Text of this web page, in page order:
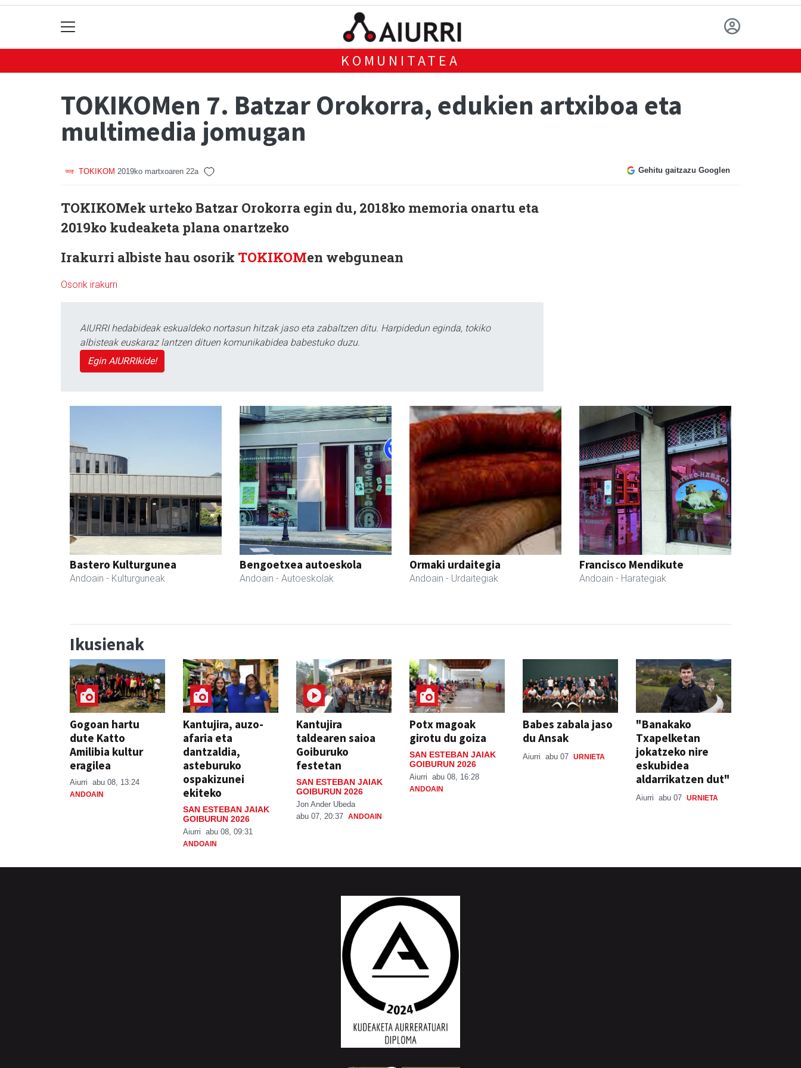
KOMUNITATEA
TOKIKOMen 7. Batzar Orokorra, edukien artxiboa eta
multimedia jomugan
TOKIKOM 2019ko martxoaren 22a Gehitu gaitzazu Googlen
TOKIKOMek urteko Batzar Orokorra egin du, 2018ko memoria onartu eta
2019ko kudeaketa plana onartzeko
Irakurri albiste hau osorik TOKIKOMen webgunean
Osorik irakurri
AIURRI hedabideak eskualdeko nortasun hitzak jaso eta zabaltzen ditu. Harpidedun eginda, tokiko
albisteak euskaraz lantzen dituen komunikabidea babestuko duzu.
Egin AIURRIkide!
Bastero Kulturgunea
Andoain - Kulturguneak
Bengoetxea autoeskola
Andoain - Autoeskolak
Ormaki urdaitegia
Andoain - Urdaitegiak
Francisco Mendikute
Andoain - Harategiak
Ikusienak
Gogoan hartu
dute Katto
Amilibia kultur
eragilea
Aiurri abu 08, 13:24
ANDOAIN
Kantujira, auzo-
afaria eta
dantzaldia,
asteburuko
ospakizunei
ekiteko
SAN ESTEBAN JAIAK
GOIBURUN 2026
Aiurri abu 08, 09:31
ANDOAIN
Kantujira
taldearen saioa
Goiburuko
festetan
SAN ESTEBAN JAIAK
GOIBURUN 2026
Jon Ander Ubeda
abu 07, 20:37 ANDOAIN
Potx magoak
girotu du goiza
SAN ESTEBAN JAIAK
GOIBURUN 2026
Aiurri abu 08, 16:28
ANDOAIN
Babes zabala jaso
du Ansak
Aiurri abu 07 URNIETA
"Banakako
Txapelketan
jokatzeko nire
eskubidea
aldarrikatzen dut"
Aiurri abu 07 URNIETA